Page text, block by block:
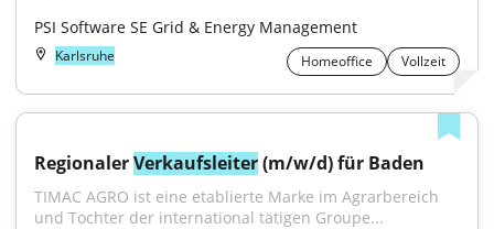
PSI Software SE Grid & Energy Management
Karlsruhe Homeoffice Vollzeit
Regionaler Verkaufsleiter (m/w/d) für Baden
TIMAC AGRO ist eine etablierte Marke im Agrarbereich
und Tochter der international tätigen Groupe...